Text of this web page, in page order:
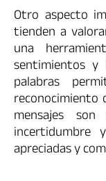
Otro aspecto
tienden a
una
sentimientos y
palabras
reconocimiento
mensajes
incertidumbre
apreciadas y